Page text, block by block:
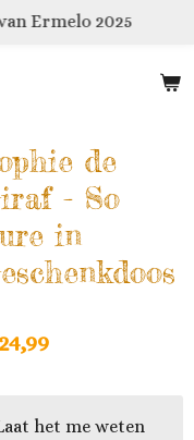
Ermelo 2025
de
- So
in
het me weten